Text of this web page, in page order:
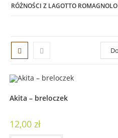
Akita – breloczek
12,00 zł
RÓŻNOŚCI Z LAGOTTO ROMAGNOLO